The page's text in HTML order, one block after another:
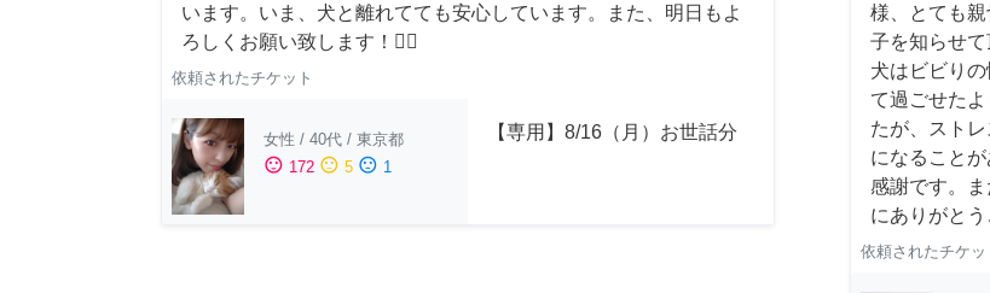
います。いま、犬と離れてても安心しています。また、明日もよ
ろしくお願い致します！🙇‍♂️
依頼されたチケット
女性 / 40代 / 東京都
sentiment_satisfied 172 sentiment_neutral 5 sentiment_dissatisfied 1
【専用】8/16（月）お世話分
様、とても
子を知らせ
犬はビビり
て過ごせた
たが、スト
になること
感謝です。
にありがとう
依頼されたチケッ